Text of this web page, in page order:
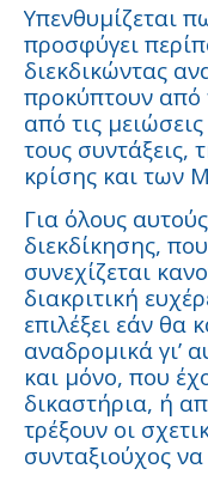
Υπενθυμίζεται
προσφύγει
διεκδικώντας
προκύπτουν
από τις
τους συντάξεις,
κρίσης και των
Για όλους
διεκδίκησης,
συνεχίζεται
διακριτική
επιλέξει εάν θα
αναδρομικά γι’
και μόνο, που
δικαστήρια, ή
τρέξουν οι
συνταξιούχος